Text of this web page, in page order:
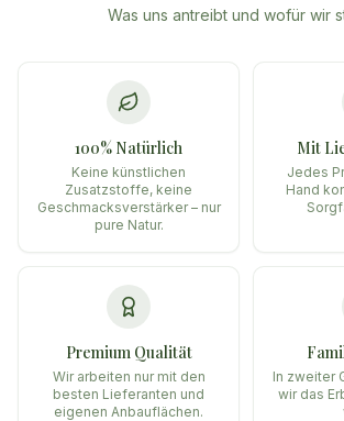
Was uns antreibt und wofür wir
100% Natürlich
Keine künstlichen
Zusatzstoffe, keine
Geschmacksverstärker – nur
pure Natur.
Mit
Jedes
Hand
Premium Qualität
Wir arbeiten nur mit den
besten Lieferanten und
eigenen Anbauflächen.
In zweiter
wir das